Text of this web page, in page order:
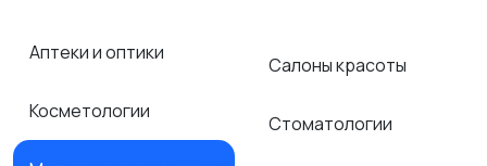
Аптеки и оптики
Косметологии
Салоны красоты
Стоматологии